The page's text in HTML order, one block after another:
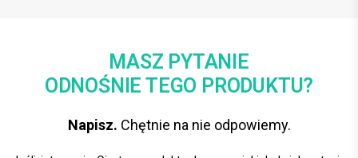
MASZ PYTANIE
ODNOŚNIE TEGO PRODUKTU?
Napisz. Chętnie na nie odpowiemy.